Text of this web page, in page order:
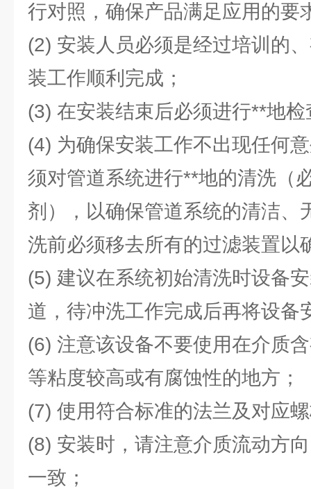
行对照，确保产品满足应用的要
(2) 安装人员必须是经过培训的
装工作顺利完成；
(3) 在安装结束后必须进行**地
(4) 为确保安装工作不出现任何
须对管道系统进行**地的清洗（
剂），以确保管道系统的清洁、
洗前必须移去所有的过滤装置以
(5) 建议在系统初始清洗时设备
道，待冲洗工作完成后再将设备
(6) 注意该设备不要使用在介质
等粘度较高或有腐蚀性的地方；
(7) 使用符合标准的法兰及对应
(8) 安装时，请注意介质流动方
一致；